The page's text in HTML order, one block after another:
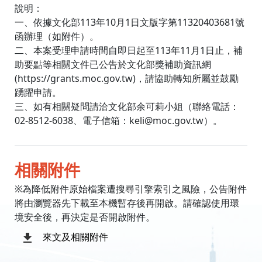
說明：
一、依據文化部113年10月1日文版字第11320403681號
函辦理（如附件）。
二、本案受理申請時間自即日起至113年11月1日止，補
助要點等相關文件已公告於文化部獎補助資訊網
(https://grants.moc.gov.tw)，請協助轉知所屬並鼓勵
踴躍申請。
三、如有相關疑問請洽文化部余可莉小姐（聯絡電話：
02-8512-6038、電子信箱：keli@moc.gov.tw）。
相關附件
※為降低附件原始檔案遭搜尋引擎索引之風險，公告附件
將由瀏覽器先下載至本機暫存後再開啟。請確認使用環
境安全後，再決定是否開啟附件。
來文及相關附件